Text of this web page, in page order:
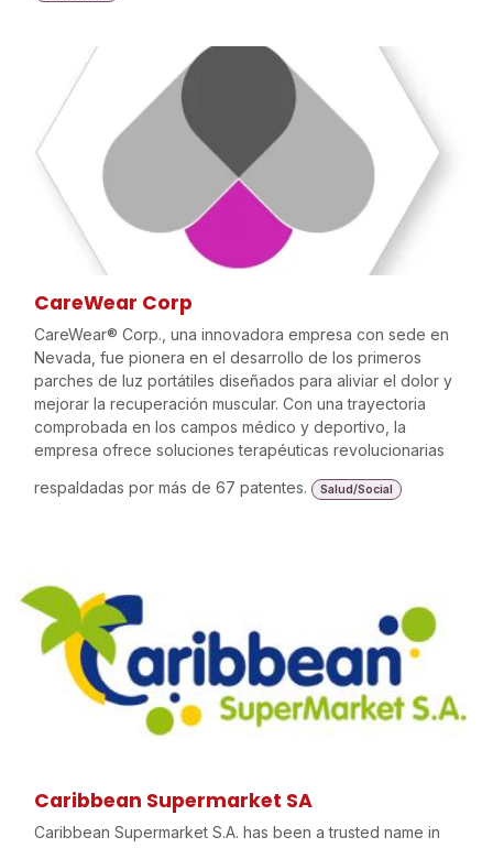
CareWear Corp
CareWear® Corp., una innovadora empresa con sede en
Nevada, fue pionera en el desarrollo de los primeros
parches de luz portátiles diseñados para aliviar el dolor y
mejorar la recuperación muscular. Con una trayectoria
comprobada en los campos médico y deportivo, la
empresa ofrece soluciones terapéuticas revolucionarias
respaldadas por más de 67 patentes.
Salud/Social
Caribbean Supermarket SA
Caribbean Supermarket S.A. has been a trusted name in